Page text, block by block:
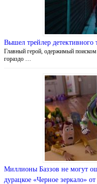
Вышел трейлер детективного
Главный герой, одержимый
гораздо …
Миллионы Баззов не могут
дурацкое «Черное зеркало»